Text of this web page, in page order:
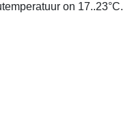
on 17..23°C.